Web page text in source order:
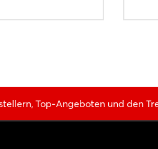
Top-Angeboten und den